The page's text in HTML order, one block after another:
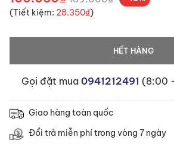
(Tiết kiệm: 28.350₫)
HẾT HÀNG
Gọi đặt mua 0941212491 (8:00
Giao hàng toàn quốc
Đổi trả miễn phí trong vòng 7 ngày